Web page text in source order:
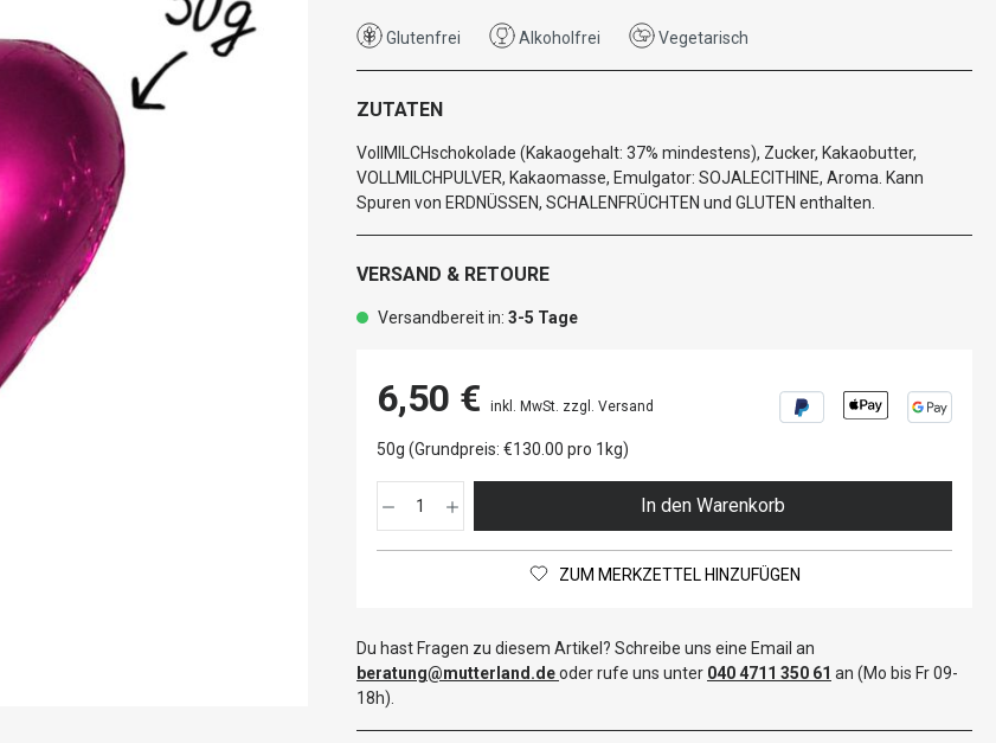
Glutenfrei Alkoholfrei Vegetarisch
ZUTATEN
VollMILCHschokolade (Kakaogehalt: 37% mindestens), Zucker, Kakaobutter,
VOLLMILCHPULVER, Kakaomasse, Emulgator: SOJALECITHINE, Aroma. Kann
Spuren von ERDNÜSSEN, SCHALENFRÜCHTEN und GLUTEN enthalten.
VERSAND & RETOURE
Versandbereit in: 3-5 Tage
6,50 € inkl. MwSt. zzgl. Versand
50g (Grundpreis: €130.00 pro 1kg)
In den Warenkorb
ZUM MERKZETTEL HINZUFÜGEN
Du hast Fragen zu diesem Artikel? Schreibe uns eine Email an
beratung@mutterland.deoder rufe uns unter 040 4711 350 61 an (Mo bis Fr 09-
18h).